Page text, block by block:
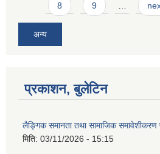
8 9 …
अन्य
प्रकाशन, बुलेटिन
लैङ्गिक समानता तथा सामाजिक समावेशीकरण
मिति: 03/11/2026 - 15:15